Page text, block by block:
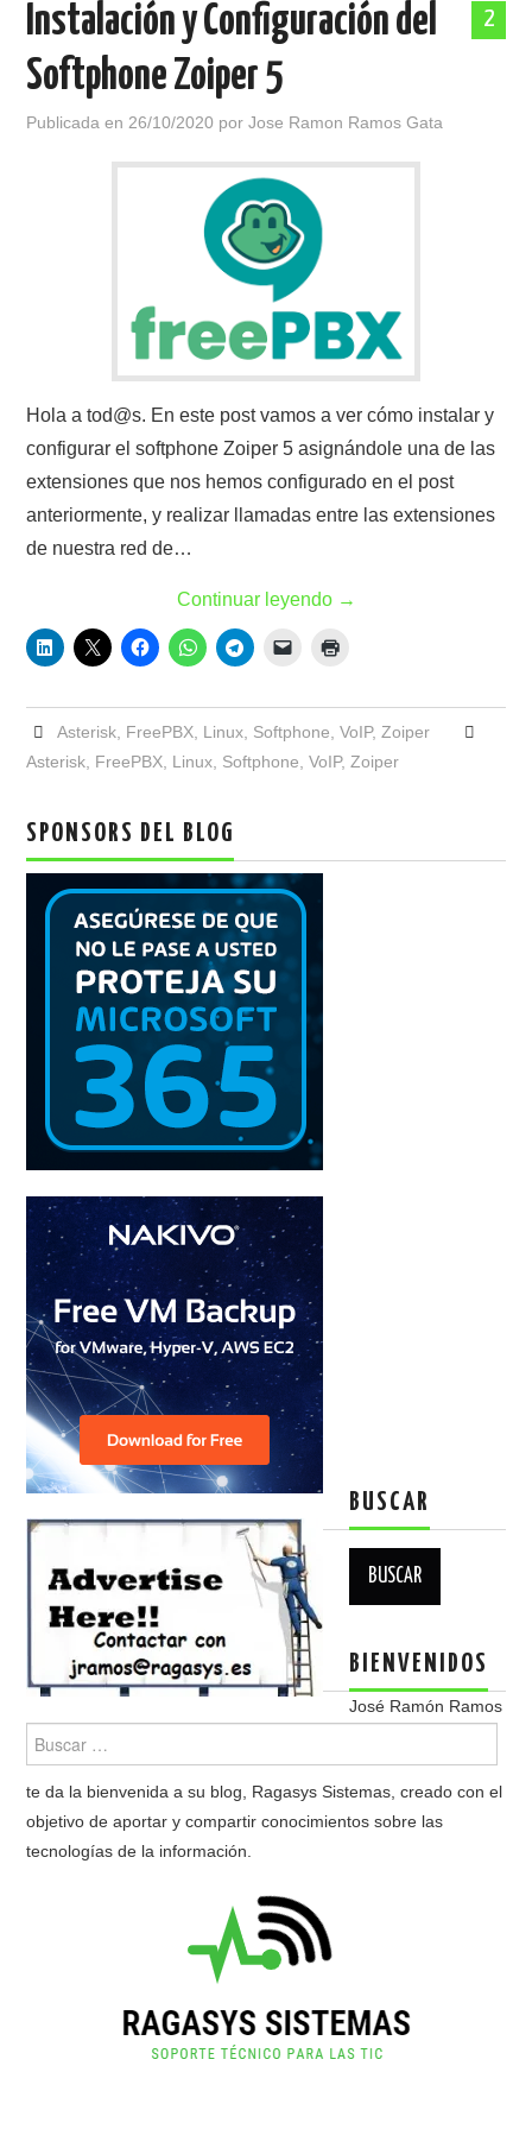
POLÍTICA DE PRIVACIDAD
2
Instalación y Configuración del
Softphone Zoiper 5
Publicada en 26/10/2020 porJose Ramon Ramos Gata
Hola a tod@s. En este post vamos a ver cómo instalar y
configurar el softphone Zoiper 5 asignándole una de las
extensiones que nos hemos configurado en el post
anteriormente, y realizar llamadas entre las extensiones
de nuestra red de…
Continuar leyendo →
Asterisk, FreePBX, Linux, Softphone VoIP, Zoiper
Asterisk FreePBX Linux Softphone ,VoIP, Zoiper
SPONSORS DEL BLOG
BUSCAR
BIENVENIDOS
José Ramón Ramos
te da la bienvenida a su blog, Ragasys Sistemas, creado con el
objetivo de aportar y compartir conocimientos sobre las
tecnologías de la información.